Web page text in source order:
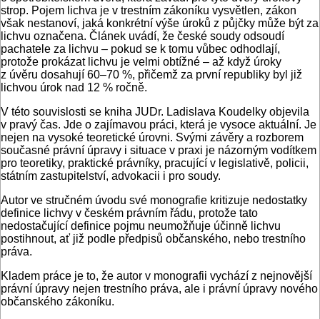
strop. Pojem lichva je v trestním zákoníku vysvětlen, zákon
však nestanoví, jaká konkrétní výše úroků z půjčky může být za
lichvu označena. Článek uvádí, že české soudy odsoudí
pachatele za lichvu – pokud se k tomu vůbec odhodlají,
protože prokázat lichvu je velmi obtížné – až když úroky
z úvěru dosahují 60–70 %, přičemž za první republiky byl již
lichvou úrok nad 12 % ročně.
V této souvislosti se kniha JUDr. Ladislava Koudelky objevila
v pravý čas. Jde o zajímavou práci, která je vysoce aktuální. Je
nejen na vysoké teoretické úrovni. Svými závěry a rozborem
současné právní úpravy i situace v praxi je názorným vodítkem
pro teoretiky, praktické právníky, pracující v legislativě, policii,
státním zastupitelství, advokacii i pro soudy.
Autor ve stručném úvodu své monografie kritizuje nedostatky
definice lichvy v českém právním řádu, protože tato
nedostačující definice pojmu neumožňuje účinně lichvu
postihnout, ať již podle předpisů občanského, nebo trestního
práva.
Kladem práce je to, že autor v monografii vychází z nejnovější
právní úpravy nejen trestního práva, ale i právní úpravy nového
občanského zákoníku.